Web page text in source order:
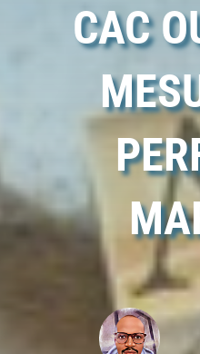
CAC